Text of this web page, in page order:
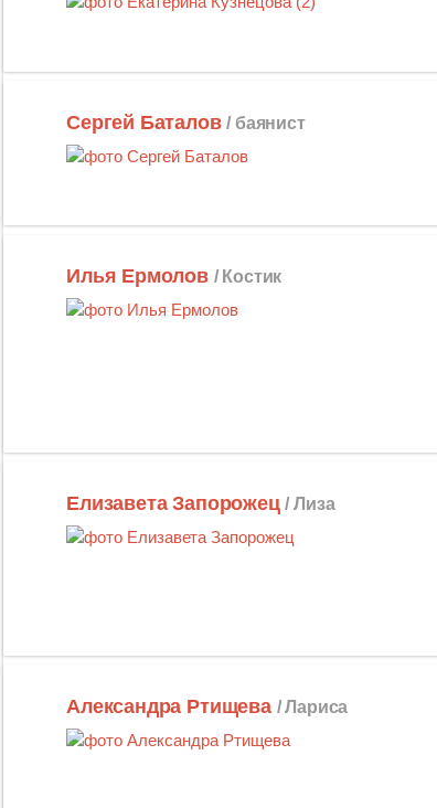
Сергей Баталов / баянист
Илья Ермолов / Костик
Елизавета Запорожец / Лиза
Александра Ртищева / Лариса